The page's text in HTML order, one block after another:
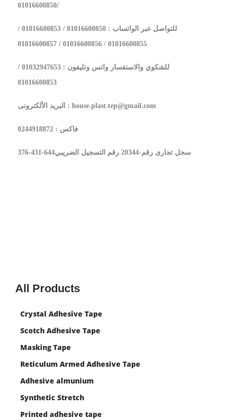
/01016600850
للتواصل عبر الواتساب : 01016600850 / 01016600853 /
01016600855 / 01016600856 / 01016600857
للشكوي والاستفسار واتس وتليفون : 01032947653 /
01016600853
البريد الألكترونى : house.plast.tep@gmail.com
فاكس : 0244918872
سجل تجارى رقم-20344 رقم التسجيل الضريبي644-431-376
All Products
Crystal Adhesive Tape
Scotch Adhesive Tape
Masking Tape
Reticulum Armed Adhesive Tape
Adhesive almunium
Synthetic Stretch
Printed adhesive tape